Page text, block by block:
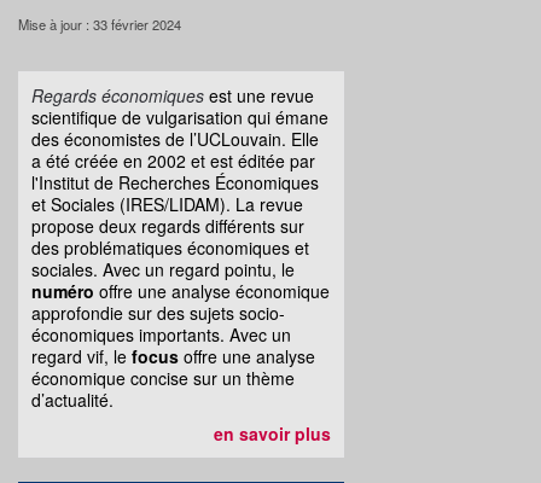
Mise à jour : 33 février 2024
Regards économiques est une revue
scientifique de vulgarisation qui émane
des économistes de l’UCLouvain. Elle
a été créée en 2002 et est éditée par
l'Institut de Recherches Économiques
et Sociales (IRES/LIDAM). La revue
propose deux regards différents sur
des problématiques économiques et
sociales. Avec un regard pointu, le
numéro offre une analyse économique
approfondie sur des sujets socio-
économiques importants. Avec un
regard vif, le focus offre une analyse
économique concise sur un thème
d’actualité.
en savoir plus